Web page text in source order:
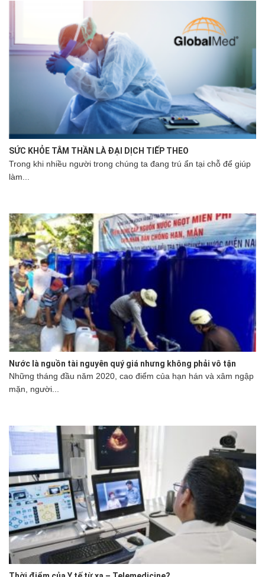
SỨC KHỎE TÂM THẦN LÀ ĐẠI DỊCH TIẾP THEO
Trong khi nhiều người trong chúng ta đang trú ẩn tại chỗ để giúp
làm...
Nước là nguồn tài nguyên quý giá nhưng không phải vô tận
Những tháng đầu năm 2020, cao điểm của hạn hán và xâm ngập
mặn, người...